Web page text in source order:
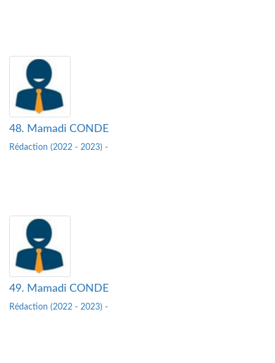
48. Mamadi CONDE
Rédaction (2022 - 2023) -
49. Mamadi CONDE
Rédaction (2022 - 2023) -